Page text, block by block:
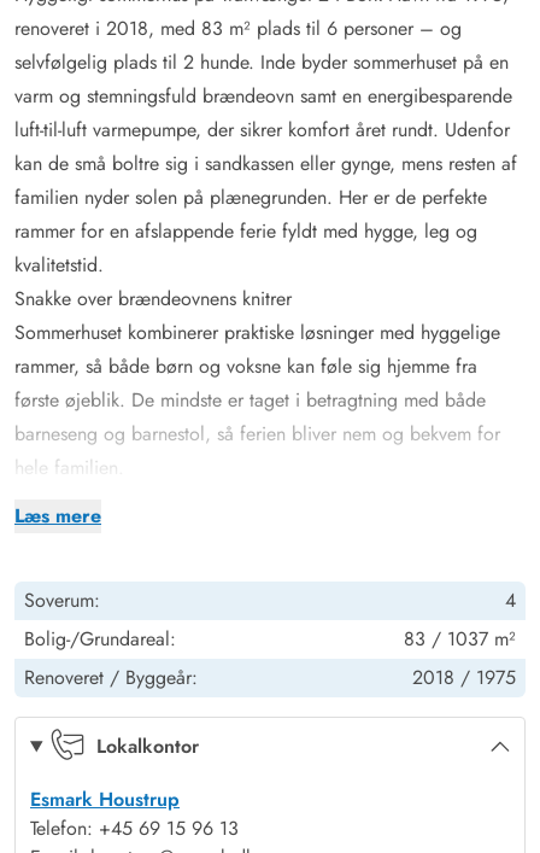
Læs mere
renoveret i 2018, med 83 m² plads til 6 personer – og
selvfølgelig plads til 2 hunde. Inde byder sommerhuset på en
varm og stemningsfuld brændeovn samt en energibesparende
luft-til-luft varmepumpe, der sikrer komfort året rundt. Udenfor
kan de små boltre sig i sandkassen eller gynge, mens resten af
familien nyder solen på plænegrunden. Her er de perfekte
rammer for en afslappende ferie fyldt med hygge, leg og
kvalitetstid.
Snakke over brændeovnens knitrer
Sommerhuset kombinerer praktiske løsninger med hyggelige
rammer, så både børn og voksne kan føle sig hjemme fra
første øjeblik. De mindste er taget i betragtning med både
barneseng og barnestol, så ferien bliver nem og bekvem for
hele familien.
I stuen inviterer den hyggelige brændeovn til varme og
opvaskemaskine, så oprydningen efter måltiderne klares hurtigt,
og der er mere tid til at nyde ferien.
Sommerhuset har 1 badeværelse og 7 komfortable sovepladser
fordelt på 4 soveværelser. 3 af soveværelserne har
dobbeltsenge på 140x200 cm, mens det fjerde soveværelse
nattesøvn.
Plænegrund til at boltre sig for store og små
Soverum:
4
Bolig-/Grundareal:
83 / 1037 m²
Renoveret / Byggeår: 2018 / 1975
Lokalkontor
Esmark Houstrup
Telefon: +45 69 15 96 13